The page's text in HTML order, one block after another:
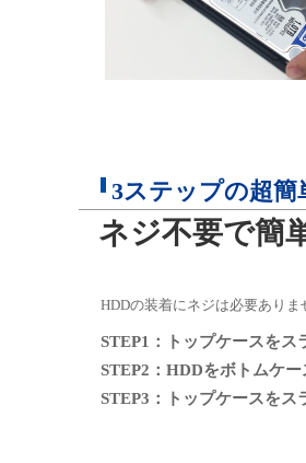
3ステップの超簡
ネジ不要で簡
HDDの装着にネジは必要ありま
STEP1：トップケースをス
STEP2：HDDをボトムケー
STEP3：トップケースをス